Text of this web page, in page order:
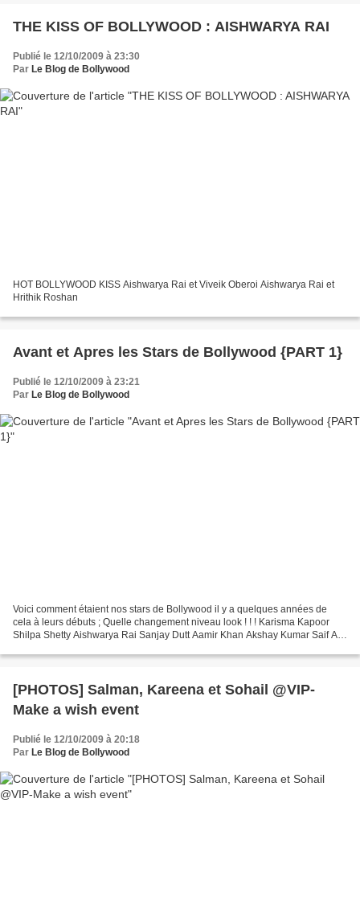
THE KISS OF BOLLYWOOD : AISHWARYA RAI
Publié le 12/10/2009 à 23:30
Par Le Blog de Bollywood
HOT BOLLYWOOD KISS Aishwarya Rai et Viveik Oberoi Aishwarya Rai et
Hrithik Roshan
Avant et Apres les Stars de Bollywood {PART 1}
Publié le 12/10/2009 à 23:21
Par Le Blog de Bollywood
Voici comment étaient nos stars de Bollywood il y a quelques années de
cela à leurs débuts ; Quelle changement niveau look ! ! ! Karisma Kapoor
Shilpa Shetty Aishwarya Rai Sanjay Dutt Aamir Khan Akshay Kumar Saif Ali
[PHOTOS] Salman, Kareena et Sohail @VIP-
Make a wish event
Publié le 12/10/2009 à 20:18
Par Le Blog de Bollywood